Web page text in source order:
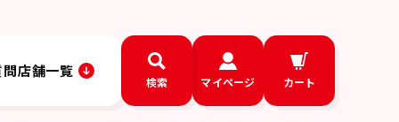
店舗一覧
検索 マイページ カート